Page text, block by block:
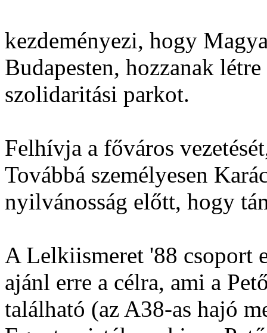
kezdeményezi, hogy
Budapesten, hozzanak
szolidaritási parkot.
Felhívja a főváros
Továbbá személyesen
nyilvánosság előtt, hogy
A Lelkiismeret '88 csoport
ajánl erre a célra, ami a
található (az A38-as hajó